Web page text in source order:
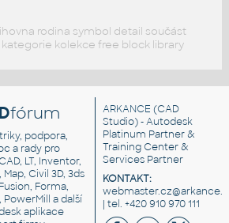
rodina symbol detail součást
kategorie kolekce free block library
fórum
podpora,
a rady pro
LT, Inventor,
Map, Civil 3D, 3ds
Forma,
PowerMill a další
aplikace
ARKANCE (CAD
Studio) - Autodesk
Platinum Partner &
Training Center &
Services Partner
KONTAKT:
| tel. +420 910 970 111